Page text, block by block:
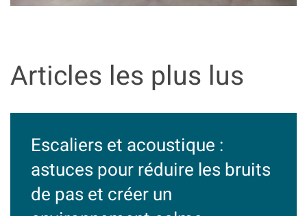
Articles les plus lus
Escaliers et acoustique :
astuces pour réduire les bruits
de pas et créer un